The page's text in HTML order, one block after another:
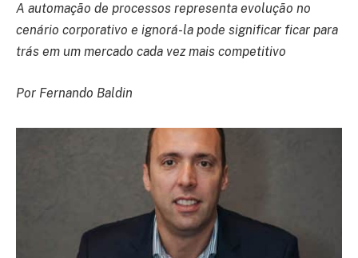
A automação de processos representa evolução no
cenário corporativo e ignorá-la pode significar ficar para
trás em um mercado cada vez mais competitivo
Por Fernando Baldin